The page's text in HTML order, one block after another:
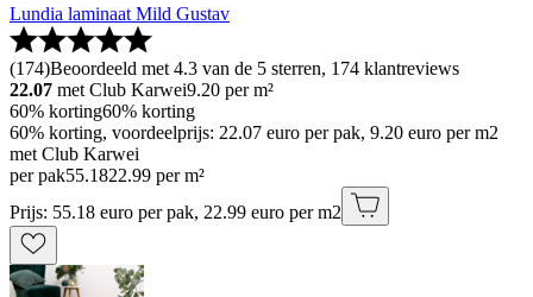
Lundia laminaat Mild Gustav
(174)Beoordeeld met 4.3 van de 5 sterren, 174 klantreviews
22.07 met Club Karwei9.20 per m²
60% korting60% korting
60% korting, voordeelprijs: 22.07 euro per pak, 9.20 euro per m2
met Club Karwei
per pak55.1822.99 per m²
Prijs: 55.18 euro per pak, 22.99 euro per m2